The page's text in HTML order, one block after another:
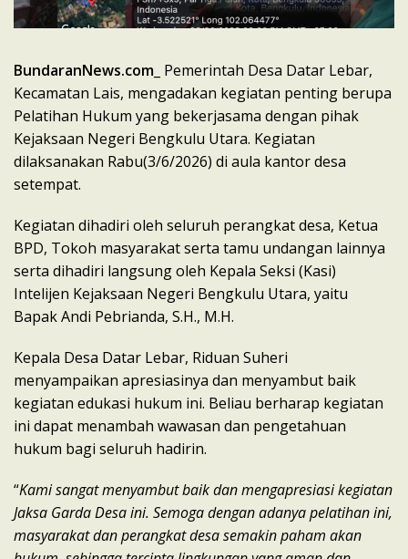
BundaranNews.com _ Pemerintah Desa Datar Lebar,
Kecamatan Lais, mengadakan kegiatan penting berupa
Pelatihan Hukum yang bekerjasama dengan pihak
Kejaksaan Negeri Bengkulu Utara. Kegiatan
dilaksanakan Rabu(3/6/2026) di aula kantor desa
setempat.
Kegiatan dihadiri oleh seluruh perangkat desa, Ketua
BPD, Tokoh masyarakat serta tamu undangan lainnya
serta dihadiri langsung oleh Kepala Seksi (Kasi)
Intelijen Kejaksaan Negeri Bengkulu Utara, yaitu
Bapak Andi Pebrianda, S.H., M.H.
Kepala Desa Datar Lebar, Riduan Suheri
menyampaikan apresiasinya dan menyambut baik
kegiatan edukasi hukum ini. Beliau berharap kegiatan
ini dapat menambah wawasan dan pengetahuan
hukum bagi seluruh hadirin.
“Kami sangat menyambut baik dan mengapresiasi kegiatan
Jaksa Garda Desa ini. Semoga dengan adanya pelatihan ini,
masyarakat dan perangkat desa semakin paham akan